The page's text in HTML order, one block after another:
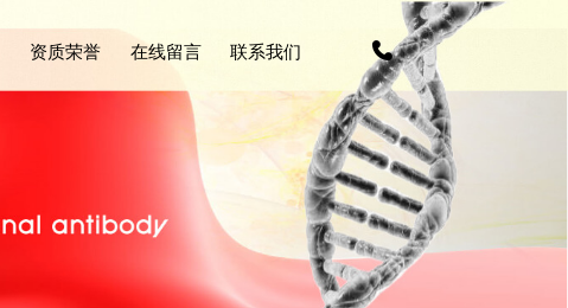
资质荣誉 在线留言 联系我们 